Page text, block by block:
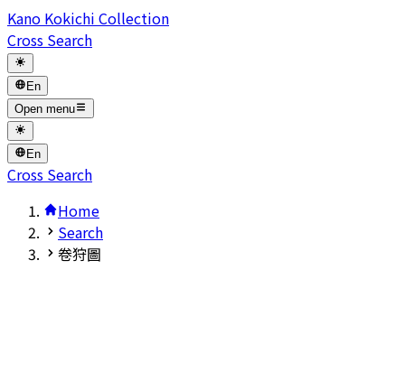
Kano Kokichi Collection
Cross Search
En
Open menu
En
Cross Search
Home
Search
卷狩圖